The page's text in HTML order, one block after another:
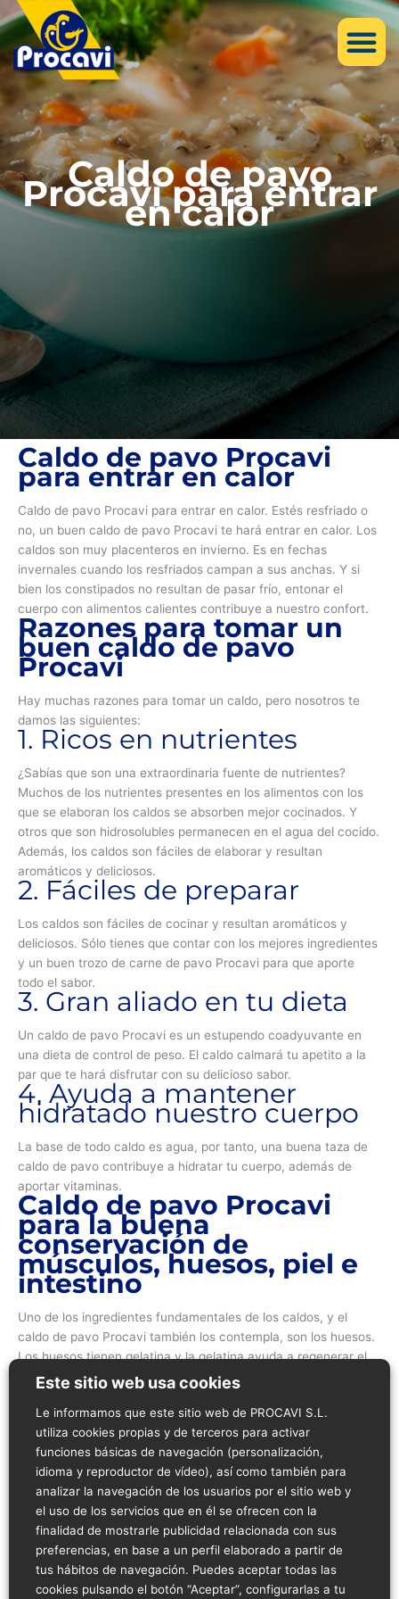
Caldo de pavo
Procavi para entrar
en calor
Caldo de pavo Procavi
para entrar en calor
Caldo de pavo Procavi para entrar en calor. Estés resfriado o
no, un buen caldo de pavo Procavi te hará entrar en calor. Los
caldos son muy placenteros en invierno. Es en fechas
invernales cuando los resfriados campan a sus anchas. Y si
bien los constipados no resultan de pasar frío, entonar el
cuerpo con alimentos calientes contribuye a nuestro confort.
Razones para tomar un
buen caldo de pavo
Procavi
Hay muchas razones para tomar un caldo, pero nosotros te
damos las siguientes:
1. Ricos en nutrientes
¿Sabías que son una extraordinaria fuente de nutrientes?
Muchos de los nutrientes presentes en los alimentos con los
que se elaboran los caldos se absorben mejor cocinados. Y
otros que son hidrosolubles permanecen en el agua del cocido.
Además, los caldos son fáciles de elaborar y resultan
aromáticos y deliciosos.
2. Fáciles de preparar
Los caldos son fáciles de cocinar y resultan aromáticos y
deliciosos. Sólo tienes que contar con los mejores ingredientes
y un buen trozo de carne de pavo Procavi para que aporte
todo el sabor.
3. Gran aliado en tu dieta
Un caldo de pavo Procavi es un estupendo coadyuvante en
una dieta de control de peso. El caldo calmará tu apetito a la
par que te hará disfrutar con su delicioso sabor.
4. Ayuda a mantener
hidratado nuestro cuerpo
La base de todo caldo es agua, por tanto, una buena taza de
caldo de pavo contribuye a hidratar tu cuerpo, además de
aportar vitaminas.
Caldo de pavo Procavi
para la buena
conservación de
músculos, huesos, piel e
intestino
Uno de los ingredientes fundamentales de los caldos, y el
caldo de pavo Procavi también los contempla, son los huesos.
Los huesos tienen gelatina y la gelatina ayuda a regenerar el
colágeno. Antioxidantes, vitaminas y proteínas conforman el
condiciones órganos tan importante como la piel. Así, el tomar
caldo contribuirá a que luzcas una piel más tersa, a que tus
articulaciones se mantengan jóvenes y a que tu pelo crezca
con vigor. También es importante reseñar que los aminoácidos
presentes en el agua del cocido ayudan a la formación de los
músculos y a una pronta recuperación tras un esfuerzo
deportivo. Volviendo al colágeno, este también contribuye a
mitigar los síntomas de algunas enfermedades intestinales
como el síndrome de colon irritable. Al parecer, el caldo ayuda
a reparar las paredes intestinales provocando una mejor
Este sitio web usa cookies
Le informamos que este sitio web de PROCAVI S.L.
utiliza cookies propias y de terceros para activar
funciones básicas de navegación (personalización,
idioma y reproductor de vídeo), así como también para
analizar la navegación de los usuarios por el sitio web y
el uso de los servicios que en él se ofrecen con la
finalidad de mostrarle publicidad relacionada con sus
preferencias, en base a un perfil elaborado a partir de
tus hábitos de navegación. Puedes aceptar todas las
cookies pulsando el botón “Aceptar”, configurarlas a tu